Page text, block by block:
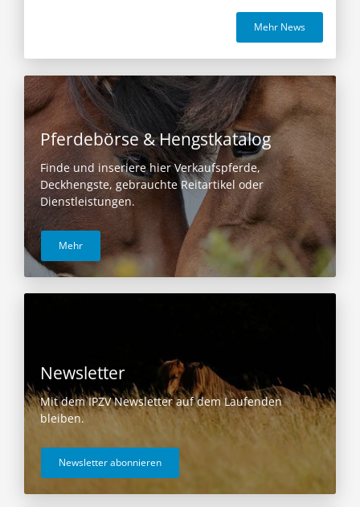
Mehr News
Pferdebörse & Hengstkatalog
Finde und inseriere hier Verkaufspferde,
Deckhengste, gebrauchte Reitartikel oder
Dienstleistungen.
Mehr
Newsletter
Mit dem IPZV Newsletter auf dem Laufenden
bleiben.
Newsletter abonnieren